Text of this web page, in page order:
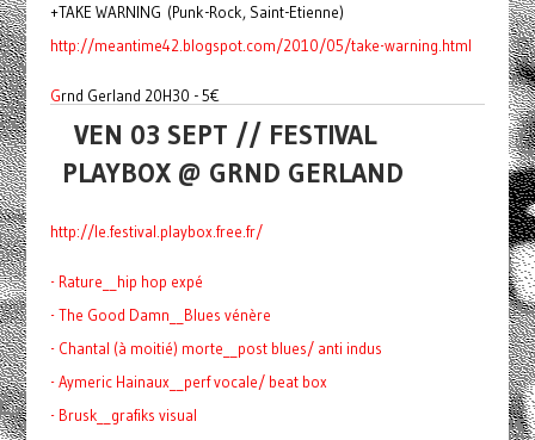
+TAKE WARNING (Punk-Rock, Saint-Etienne)
http://meantime42.blogspot. com/2010/05/take-warning.html
Grnd Gerland 20H30 - 5€
VEN 03 SEPT // FESTIVAL
PLAYBOX @ GRND GERLAND
http://le.festival.playbox. free.fr/
- Rature__hip hop expé
- The Good Damn__Blues vénère
- Chantal (à moitié) morte__post blues/ anti indus
- Aymeric Hainaux__perf vocale/ beat box
- Brusk__grafiks visual